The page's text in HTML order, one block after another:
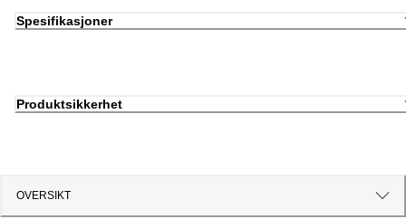
Spesifikasjoner
Produktsikkerhet
OVERSIKT